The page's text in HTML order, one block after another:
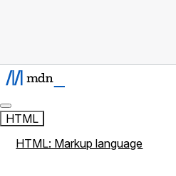
HTML
HTML: Markup language